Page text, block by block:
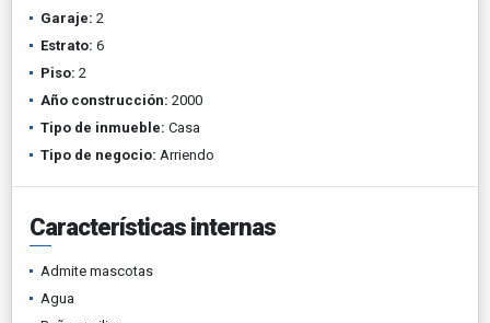
Garaje: 2
Estrato: 6
Piso: 2
Año construcción: 2000
Tipo de inmueble: Casa
Tipo de negocio: Arriendo
Características internas
Admite mascotas
Agua